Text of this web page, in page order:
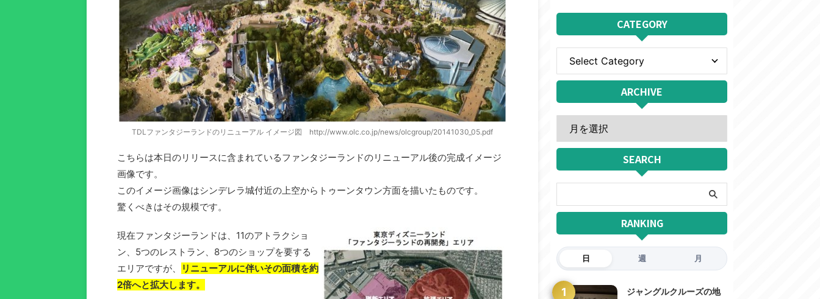
TDLファンタジーランドのリニューアル イメージ図 http://www.olc.co.jp/news/olcgroup/20141030_05.pdf
こちらは本日のリリースに含まれているファンタジーランドのリニューアル後の完成イメージ
画像です。
このイメージ画像はシンデレラ城付近の上空からトゥーンタウン方面を描いたものです。
驚くべきはその規模です。
現在ファンタジーランドは、11のアトラクショ
ン、5つのレストラン、8つのショップを要する
エリアですが、
リニューアルに伴いその面積を約
2倍へと拡大します。
CATEGORY
ARCHIVE
SEARCH
RANKING
日 週 月
1
ジャングルクルーズの地